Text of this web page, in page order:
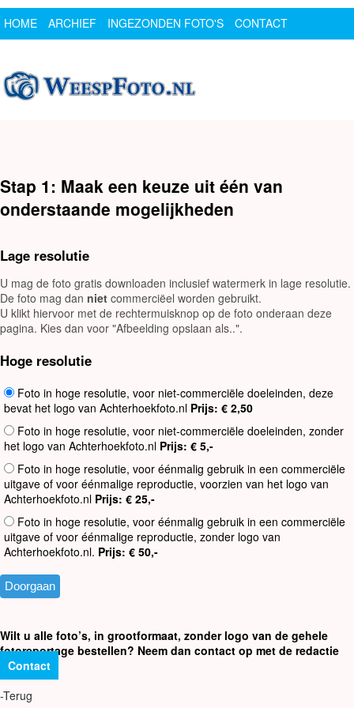
HOME ARCHIEF INGEZONDEN FOTO'S
CONTACT
Stap 1: Maak een keuze uit één van
onderstaande mogelijkheden
Lage resolutie
U mag de foto gratis downloaden inclusief watermerk in lage resolutie.
De foto mag dan niet commerciëel worden gebruikt.
U klikt hiervoor met de rechtermuisknop op de foto onderaan deze
pagina. Kies dan voor "Afbeelding opslaan als..".
Hoge resolutie
Foto in hoge resolutie, voor niet-commerciële doeleinden, deze
bevat het logo van Achterhoekfoto.nl Prijs: € 2,50
Foto in hoge resolutie, voor niet-commerciële doeleinden, zonder
het logo van Achterhoekfoto.nl Prijs: € 5,-
Foto in hoge resolutie, voor éénmalig gebruik in een commerciële
uitgave of voor éénmalige reproductie, voorzien van het logo van
Achterhoekfoto.nl Prijs: € 25,-
Foto in hoge resolutie, voor éénmalig gebruik in een commerciële
uitgave of voor éénmalige reproductie, zonder logo van
Achterhoekfoto.nl. Prijs: € 50,-
Wilt u alle foto’s, in grootformaat, zonder logo van de gehele
fotoreportage bestellen? Neem dan contact op met de redactie
Contact
-Terug